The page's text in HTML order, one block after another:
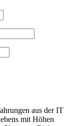
aus der IT
mit Höhen